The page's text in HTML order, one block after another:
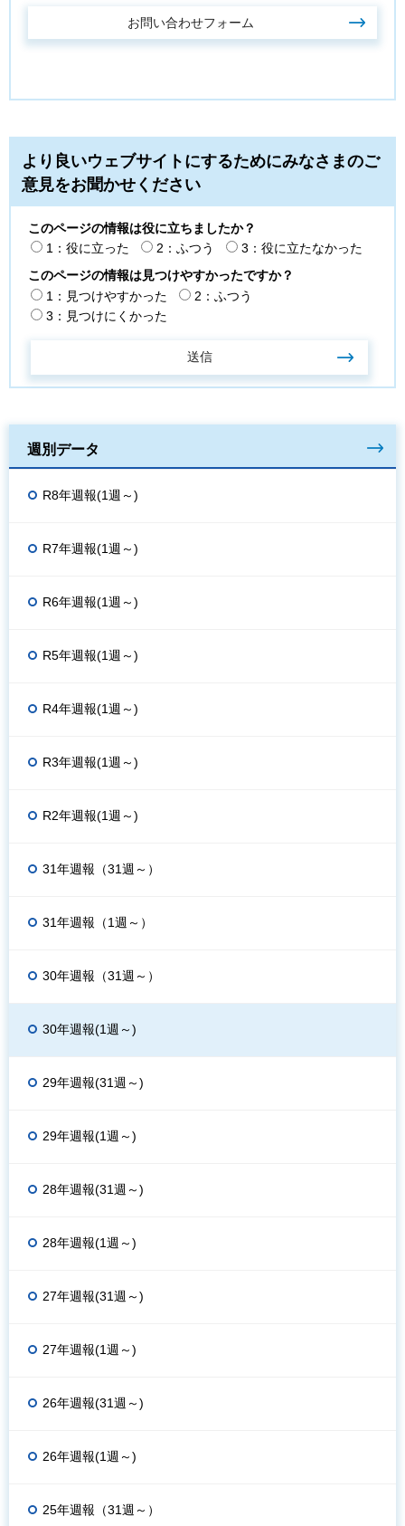
より良いウェブサイトにするためにみなさまのご
意見をお聞かせください
このページの情報は役に立ちましたか？
1：役に立った
2：ふつう
3：役に立たなかった
このページの情報は見つけやすかったですか？
1：見つけやすかった
2：ふつう
3：見つけにくかった
週別データ
R8年週報(1週～)
R7年週報(1週～)
R6年週報(1週～)
R5年週報(1週～)
R4年週報(1週～)
R3年週報(1週～)
R2年週報(1週～)
31年週報（31週～）
31年週報（1週～）
30年週報（31週～）
30年週報(1週～)
29年週報(31週～)
29年週報(1週～)
28年週報(31週～)
28年週報(1週～)
27年週報(31週～)
27年週報(1週～)
26年週報(31週～)
26年週報(1週～)
25年週報（31週～）